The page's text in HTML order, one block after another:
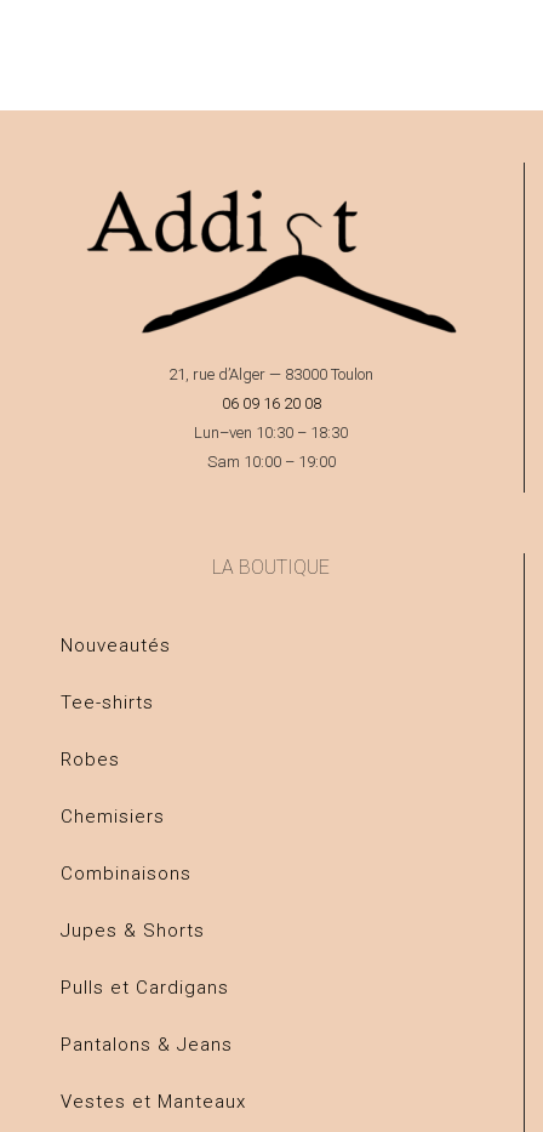
21, rue d’Alger — 83000 Toulon
06 09 16 20 08
Lun–ven 10:30 – 18:30
Sam 10:00 – 19:00
LA BOUTIQUE
Nouveautés
Tee-shirts
Robes
Chemisiers
Combinaisons
Jupes & Shorts
Pulls et Cardigans
Pantalons & Jeans
Vestes et Manteaux